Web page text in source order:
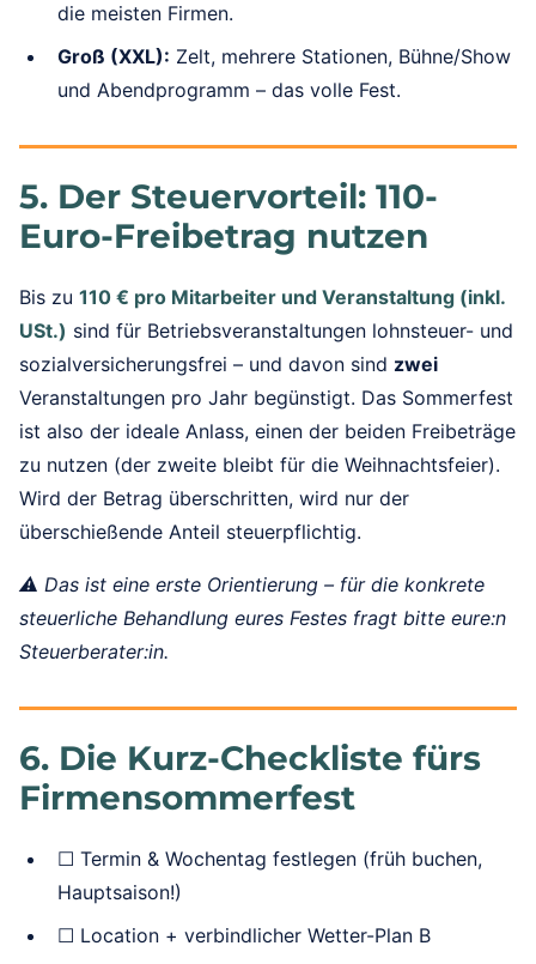
die meisten Firmen.
Groß (XXL): Zelt, mehrere Stationen, Bühne/Show
und Abendprogramm – das volle Fest.
5. Der Steuervorteil: 110-
Euro-Freibetrag nutzen
Bis zu 110 € pro Mitarbeiter und Veranstaltung (inkl.
USt.) sind für Betriebsveranstaltungen lohnsteuer- und
sozialversicherungsfrei – und davon sind zwei
Veranstaltungen pro Jahr begünstigt. Das Sommerfest
ist also der ideale Anlass, einen der beiden Freibeträge
zu nutzen (der zweite bleibt für die Weihnachtsfeier).
Wird der Betrag überschritten, wird nur der
überschießende Anteil steuerpflichtig.
⚠️ Das ist eine erste Orientierung – für die konkrete
steuerliche Behandlung eures Festes fragt bitte eure:n
Steuerberater:in.
6. Die Kurz-Checkliste fürs
Firmensommerfest
☐ Termin & Wochentag festlegen (früh buchen,
Hauptsaison!)
☐ Location + verbindlicher Wetter-Plan B